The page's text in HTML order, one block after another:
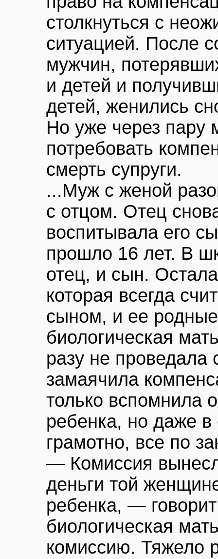
столкнуться с
ситуацией. После
мужчин,
и детей и
детей, женились
Но уже через пару
потребовать
смерть супруги.
...Муж с женой
с отцом. Отец
воспитывала его
прошло 16 лет. В
отец, и сын.
которая всегда
сыном, и ее
биологическая
разу не проведала
замаячила
только вспомнила
ребенка, но даже
грамотно, все по
— Комиссия
деньги той
ребенка, —
биологическая
комиссию. Тяжело